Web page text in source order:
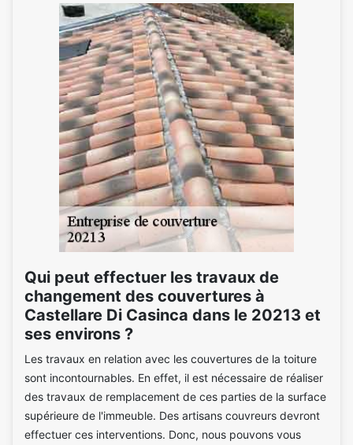
Qui peut effectuer les travaux de
changement des couvertures à
Castellare Di Casinca dans le 20213 et
ses environs ?
Les travaux en relation avec les couvertures de la toiture
sont incontournables. En effet, il est nécessaire de réaliser
des travaux de remplacement de ces parties de la surface
supérieure de l'immeuble. Des artisans couvreurs devront
effectuer ces interventions. Donc, nous pouvons vous